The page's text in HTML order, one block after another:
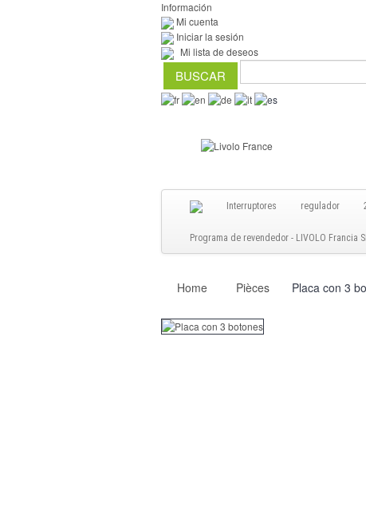
Información
Mi cuenta
Iniciar la sesión
Mi lista de deseos
Interruptores regulador
Programa de revendedor - LIVOLO Francia
Home Pièces Placa con 3